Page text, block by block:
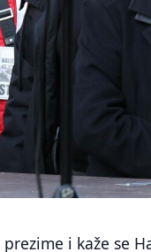
i kaže se